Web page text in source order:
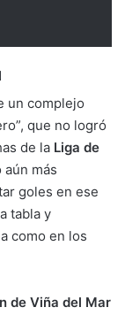
un complejo
que no logró
de la Liga de
aún más
goles en ese
tabla y
como en los
de Viña del Mar